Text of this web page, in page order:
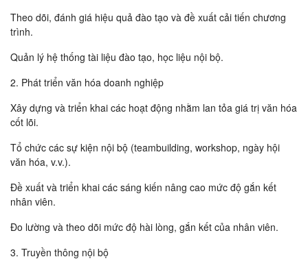
Theo dõi, đánh giá hiệu quả đào tạo và đề xuất cải tiến chương
trình.
Quản lý hệ thống tài liệu đào tạo, học liệu nội bộ.
2. Phát triển văn hóa doanh nghiệp
Xây dựng và triển khai các hoạt động nhằm lan tỏa giá trị văn hóa
cốt lõi.
Tổ chức các sự kiện nội bộ (teambuilding, workshop, ngày hội
văn hóa, v.v.).
Đề xuất và triển khai các sáng kiến nâng cao mức độ gắn kết
nhân viên.
Đo lường và theo dõi mức độ hài lòng, gắn kết của nhân viên.
3. Truyền thông nội bộ